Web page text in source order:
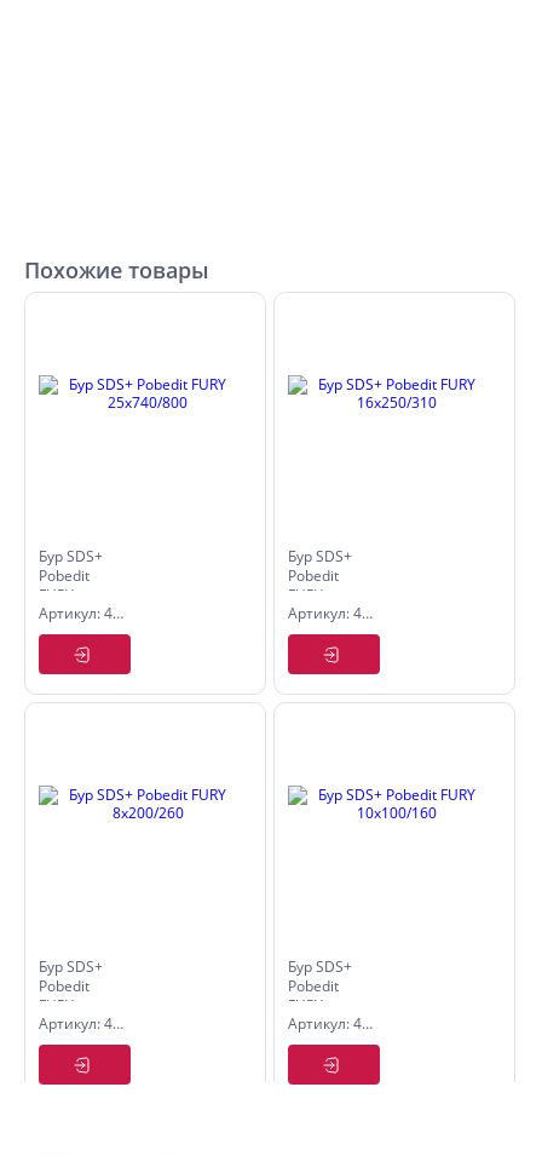
Похожие товары
Бур SDS+
Pobedit
FURY
25х740/800Артикул: 4055258
Бур SDS+
Pobedit
FURY
16х250/310Артикул: 4055164
Бур SDS+
Pobedit
FURY
8х200/260Артикул: 4055083
Бур SDS+
Pobedit
FURY
10х100/160Артикул: 4055101